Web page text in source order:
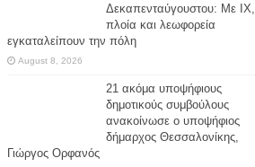
Δεκαπενταύγουστου: Με ΙΧ,
πλοία και λεωφορεία
εγκαταλείπουν την πόλη
August 8, 2026
21 ακόμα υποψήφιους
δημοτικούς συμβούλους
ανακοίνωσε ο υποψήφιος
δήμαρχος Θεσσαλονίκης,
Γιώργος Ορφανός